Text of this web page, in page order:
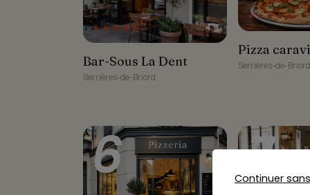
Bar-Sous La Dent
★★★★★ 4.9
Bar-Sous La Dent
Serrières-de-Briord
Pizza caravita
★★★★★
Pizza
Serrières-de-Briord
6 7
Continuer